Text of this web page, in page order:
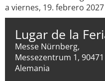
a viernes, 19. febrero
Lugar de la
Messe Nürnberg,
Messezentrum 1,
Alemania